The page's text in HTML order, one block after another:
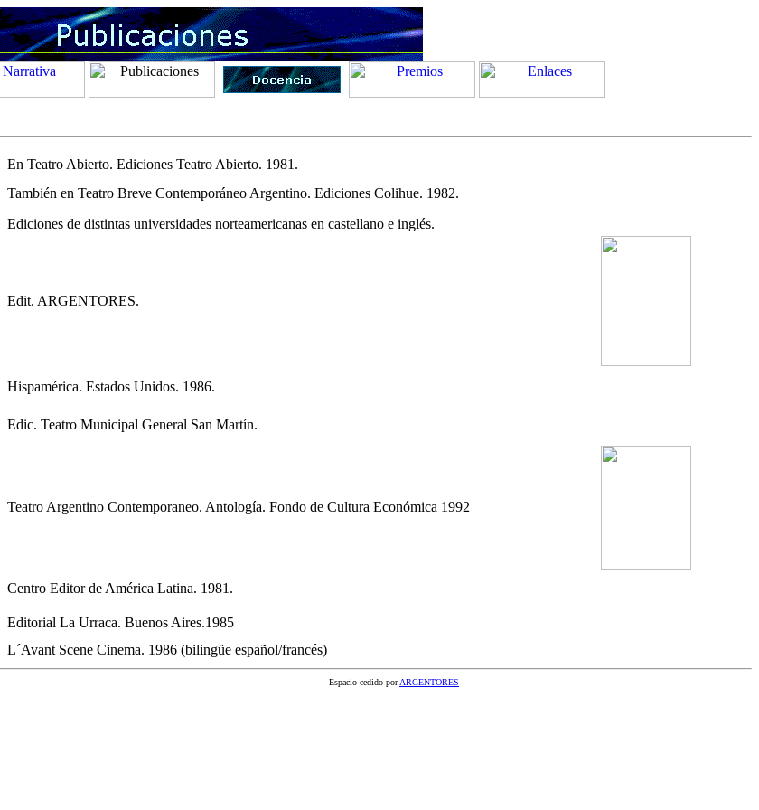
En Teatro Abierto. Ediciones Teatro Abierto. 1981.
También en Teatro Breve Contemporáneo Argentino. Ediciones Colihue. 1982.
Ediciones de distintas universidades norteamericanas en castellano e inglés.
Edit. ARGENTORES.
Hispamérica. Estados Unidos. 1986.
Edic. Teatro Municipal General San Martín.
Teatro Argentino Contemporaneo. Antología. Fondo de Cultura Económica 1992
Centro Editor de América Latina. 1981.
Editorial La Urraca. Buenos Aires.1985
L´Avant Scene Cinema. 1986 (bilingüe español/francés)
cedido porARGENTORES